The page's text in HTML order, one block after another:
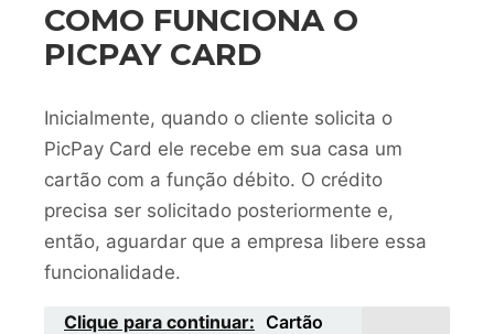
COMO FUNCIONA O
PICPAY CARD
Inicialmente, quando o cliente solicita o
PicPay Card ele recebe em sua casa um
cartão com a função débito. O crédito
precisa ser solicitado posteriormente e,
então, aguardar que a empresa libere essa
funcionalidade.
Clique para continuar: Cartão